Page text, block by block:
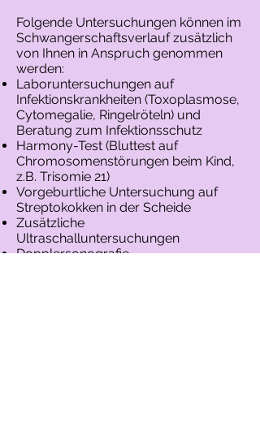
Folgende Untersuchungen können im
Schwangerschaftsverlauf zusätzlich
von Ihnen in Anspruch genommen
werden:
Laboruntersuchungen auf
Infektionskrankheiten (Toxoplasmose,
Cytomegalie, Ringelröteln) und
Beratung zum Infektionsschutz
Harmony-Test (Bluttest auf
Chromosomenstörungen beim Kind,
z.B. Trisomie 21)
Vorgeburtliche Untersuchung auf
Streptokokken in der Scheide
Zusätzliche
Ultraschalluntersuchungen
Dopplersonografie